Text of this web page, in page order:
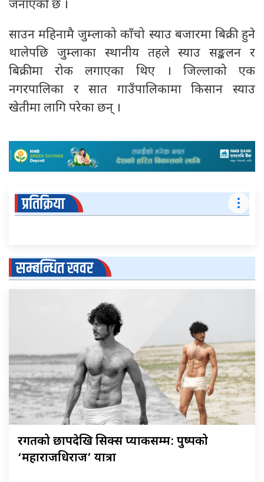
जनाएको छ ।
साउन महिनामै जुम्लाको काँचो स्याउ बजारमा बिक्री हुने
थालेपछि जुम्लाका स्थानीय तहले स्याउ सङ्कलन र
बिक्रीमा रोक लगाएका थिए । जिल्लाको एक
नगरपालिका र सात गाउँपालिकामा किसान स्याउ
खेतीमा लागि परेका छन् ।
प्रतिक्रिया
सम्बन्धित खवर
रगतको छापदेखि सिक्स प्याकसम्म: पुष्पको
‘महाराजधिराज’ यात्रा